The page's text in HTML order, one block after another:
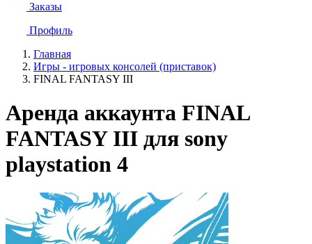
Заказы
Профиль
Главная
Игры - игровых консолей (приставок)
FINAL FANTASY III
Аренда аккаунта FINAL
FANTASY III для sony
playstation 4